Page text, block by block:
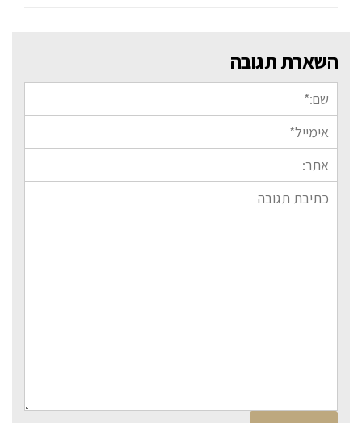
השארת תגובה
שם:*
אימייל*
אתר:
תגובה